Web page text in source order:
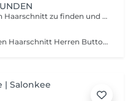
Um für dich den bestmöglichen Haarschnitt zu finden und um dich und deine Haare kennenzulernen, nehmen wir uns bei deinem ersten Termin mehr Zeit. Inkl. pflegender Haarwäsche + Styling. Bitte ordne Dich anhand unseres Bildbeispiels in S/M/L ein. Neuschnitt = größere Veränderung in Länge und/oder Form.
inkl. waschen+Styling Es gibt den Haarschnitt Herren Button extra, da nicht jeder von uns diese Dienstleistung ausführt und dir dadurch die richtigen Mitarbeitenden zur Auswahl angezeigt werden :) Haarschnitt Teil = zb. nur die Seiten Für Fade Cut, Mullet, Crop etc. bitte Melissa wählen.